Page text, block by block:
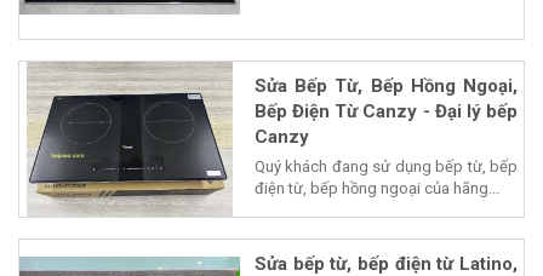
Sửa Bếp Từ, Bếp Hồng Ngoại,
Bếp Điện Từ Canzy - Đại lý bếp
Canzy
Quý khách đang sử dụng bếp từ, bếp
điện từ, bếp hồng ngoại của hãng...
Sửa bếp từ, bếp điện từ Latino,